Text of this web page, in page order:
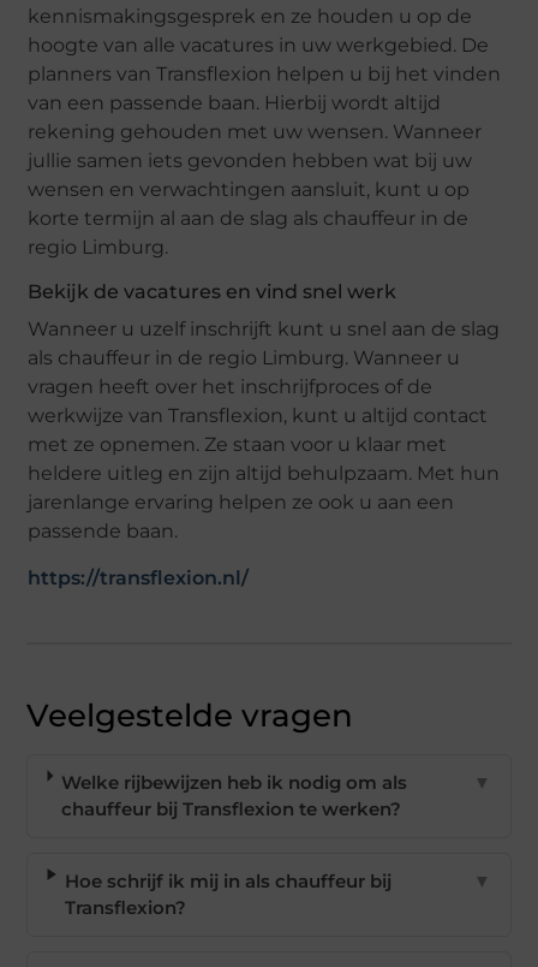
kennismakingsgesprek en ze houden u op de
hoogte van alle vacatures in uw werkgebied. De
planners van Transflexion helpen u bij het vinden
van een passende baan. Hierbij wordt altijd
rekening gehouden met uw wensen. Wanneer
jullie samen iets gevonden hebben wat bij uw
wensen en verwachtingen aansluit, kunt u op
korte termijn al aan de slag als chauffeur in de
regio Limburg.
Bekijk de vacatures en vind snel werk
Wanneer u uzelf inschrijft kunt u snel aan de slag
als chauffeur in de regio Limburg. Wanneer u
vragen heeft over het inschrijfproces of de
werkwijze van Transflexion, kunt u altijd contact
met ze opnemen. Ze staan voor u klaar met
heldere uitleg en zijn altijd behulpzaam. Met hun
jarenlange ervaring helpen ze ook u aan een
passende baan.
https://transflexion.nl/
Veelgestelde vragen
Welke rijbewijzen heb ik nodig om als
chauffeur bij Transflexion te werken?
▼
Hoe schrijf ik mij in als chauffeur bij
Transflexion?
▼